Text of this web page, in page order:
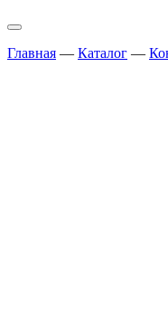
Главная — Каталог —